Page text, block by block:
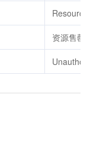
资源售罄